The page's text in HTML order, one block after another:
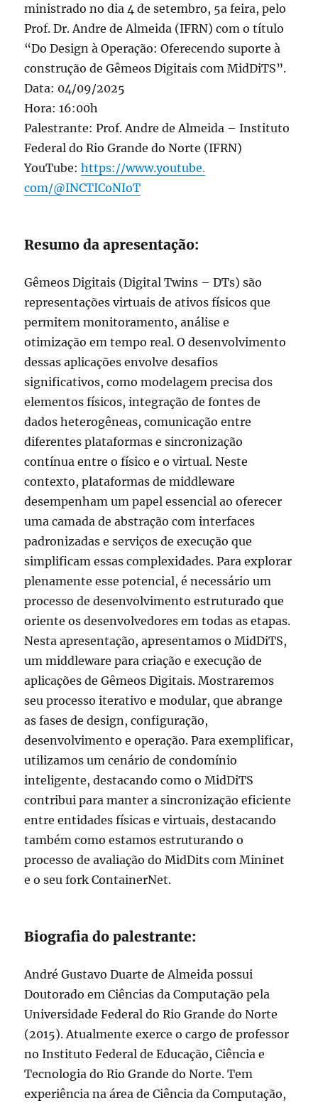
ministrado no dia 4 de setembro, 5a feira, pelo
Prof. Dr. Andre de Almeida (IFRN) com o título
“Do Design à Operação: Oferecendo suporte à
construção de Gêmeos Digitais com MidDiTS”.
Data: 04/09/2025
Hora: 16:00h
Palestrante: Prof. Andre de Almeida – Instituto
Federal do Rio Grande do Norte (IFRN)
YouTube:https://www.youtube.
com/@INCTICoNIoT
Resumo da apresentação:
Gêmeos Digitais (Digital Twins – DTs) são
representações virtuais de ativos físicos que
permitem monitoramento, análise e
otimização em tempo real. O desenvolvimento
dessas aplicações envolve desafios
significativos, como modelagem precisa dos
elementos físicos, integração de fontes de
dados heterogêneas, comunicação entre
diferentes plataformas e sincronização
contínua entre o físico e o virtual. Neste
contexto, plataformas de middleware
desempenham um papel essencial ao oferecer
uma camada de abstração com interfaces
padronizadas e serviços de execução que
simplificam essas complexidades. Para explorar
plenamente esse potencial, é necessário um
processo de desenvolvimento estruturado que
oriente os desenvolvedores em todas as etapas.
Nesta apresentação, apresentamos o MidDiTS,
um middleware para criação e execução de
aplicações de Gêmeos Digitais. Mostraremos
seu processo iterativo e modular, que abrange
as fases de design, configuração,
desenvolvimento e operação. Para exemplificar,
utilizamos um cenário de condomínio
inteligente, destacando como o MidDiTS
contribui para manter a sincronização eficiente
entre entidades físicas e virtuais, destacando
também como estamos estruturando o
processo de avaliação do MidDits com Mininet
e o seu fork ContainerNet.
Biografia do palestrante:
André Gustavo Duarte de Almeida possui
Doutorado em Ciências da Computação pela
Universidade Federal do Rio Grande do Norte
(2015). Atualmente exerce o cargo de professor
no Instituto Federal de Educação, Ciência e
Tecnologia do Rio Grande do Norte. Tem
experiência na área de Ciência da Computação,